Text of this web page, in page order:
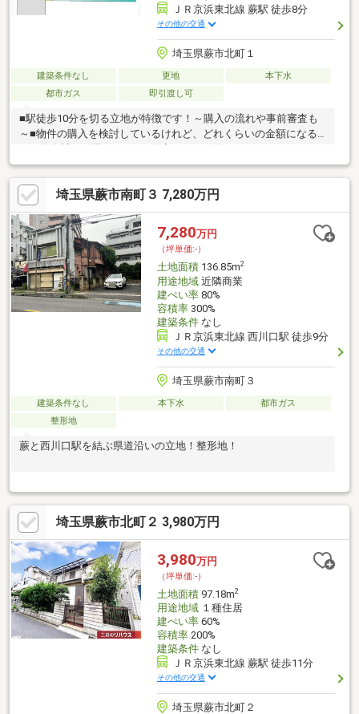
ＪＲ京浜東北線 蕨駅 徒歩8分
その他の交通
埼玉県蕨市北町１
建築条件なし 更地
本下水
都市ガス
即引渡し可
■駅徒歩10分を切る立地が特徴です！～購入の流れや事前審査も
～■物件の購入を検討しているけれど、どれくらいの金額になる
弊社でご条件のフィットした銀行のご紹介と審査手続きも行えま
す！その他ご不明点相談だけでもOK！～自分好みのオンリーワン
の戸建てを～■ハウスウェルには建築部門があるので購入から建
築までワンストップサポートできます■建築プランからこだわり
たい部分までなんでもご相談ください♪
埼玉県蕨市南町３ 7,280万円
7,280万円
（坪単価:-）
土地面積136.85m2
用途地域近隣商業
建ぺい率80%
容積率300%
建築条件なし
ＪＲ京浜東北線 西川口駅 徒歩9分
その他の交通
埼玉県蕨市南町３
建築条件なし 本下水
都市ガス
整形地
蕨と西川口駅を結ぶ県道沿いの立地！整形地！
埼玉県蕨市北町２ 3,980万円
3,980万円
（坪単価:-）
土地面積97.18m2
用途地域１種住居
建ぺい率60%
容積率200%
建築条件なし
ＪＲ京浜東北線 蕨駅 徒歩11分
その他の交通
埼玉県蕨市北町２